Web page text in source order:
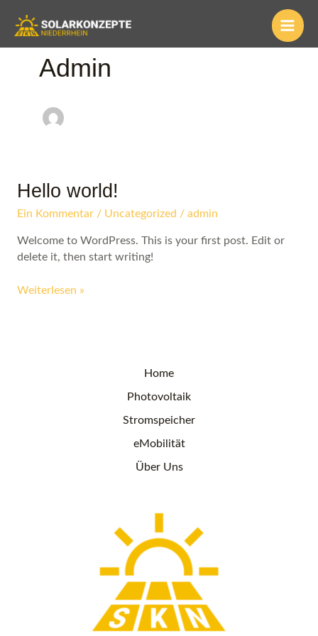
Inhalt
Main
Admin
Hello world!
Ein Kommentar / Uncategorized / admin
Welcome to WordPress. This is your first post. Edit or
delete it, then start writing!
Hello
Weiterlesen »
Home
Photovoltaik
Stromspeicher
eMobilität
Über Uns